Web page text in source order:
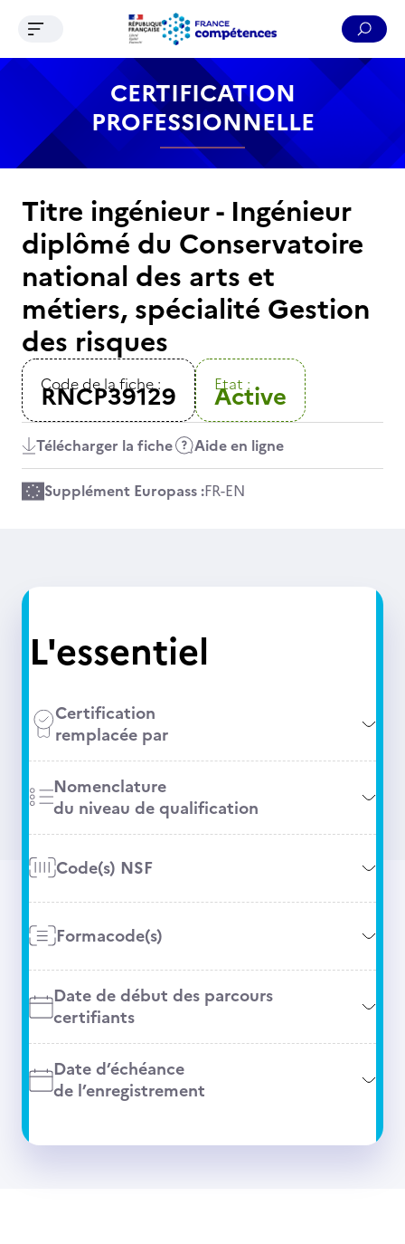
Contenu Recherche Menu Pied de page
Ouvrir le menu de navigation
CERTIFICATION
PROFESSIONNELLE
Titre ingénieur - Ingénieur
diplômé du Conservatoire
national des arts et
métiers, spécialité Gestion
des risques
Code de la fiche :
RNCP39129 Etat :
Active
Télécharger la fiche Aide en ligne
Supplément Europass :FR-EN
L'essentiel
Certification
remplacée par
Nomenclature
du niveau de qualification
Code(s) NSF
Formacode(s)
Date de début des parcours
certifiants
Date d’échéance
de l’enregistrement